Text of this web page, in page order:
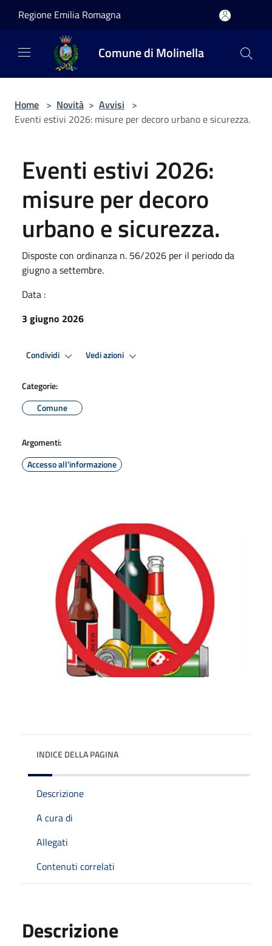
Regione Emilia Romagna
Comune di Molinella
Home > Novità > Avvisi >
Eventi estivi 2026: misure per decoro urbano e sicurezza.
Eventi estivi 2026:
misure per decoro
urbano e sicurezza.
Disposte con ordinanza n. 56/2026 per il periodo da
giugno a settembre.
Data :
3 giugno 2026
Condividi Vedi azioni
Categorie:
Comune
Argomenti:
Accesso all'informazione
INDICE DELLA PAGINA
Descrizione
A cura di
Allegati
Contenuti correlati
Descrizione